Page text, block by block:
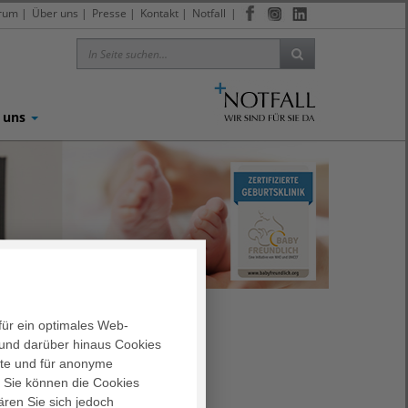
|
| Über uns | Presse | Kontakt | Notfall
ein optimales Web-
darüber hinaus Cookies
und für anonyme
können die Cookies
Sie sich jedoch